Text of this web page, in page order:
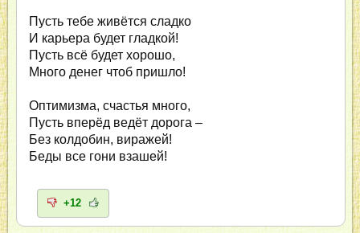
Пусть тебе живётся сладко
И карьера будет гладкой!
Пусть всё будет хорошо,
Много денег чтоб пришло!
Оптимизма, счастья много,
Пусть вперёд ведёт дорога –
Без колдобин, виражей!
Беды все гони взашей!
+12